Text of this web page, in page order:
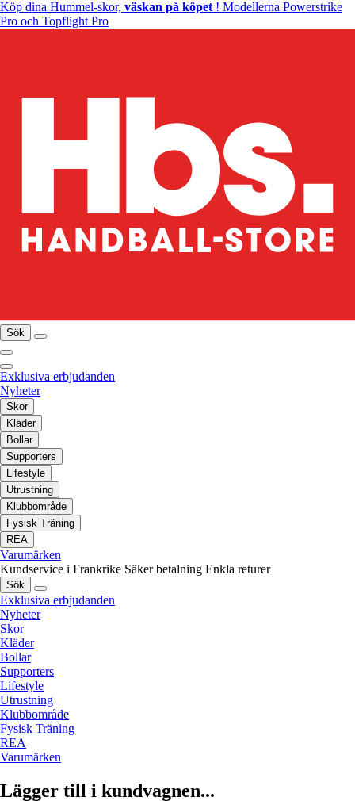
Köp dina Hummel-skor, väskan på köpet ! Modellerna Powerstrike
Pro och Topflight Pro
Sök
Exklusiva erbjudanden
Nyheter
Skor
Kläder
Bollar
Supporters
Lifestyle
Utrustning
Klubbområde
Fysisk Träning
REA
Varumärken
Kundservice i Frankrike Säker betalning Enkla returer
Sök
Exklusiva erbjudanden
Nyheter
Skor
Kläder
Bollar
Supporters
Lifestyle
Utrustning
Klubbområde
Fysisk Träning
REA
Varumärken
Lägger till i kundvagnen...